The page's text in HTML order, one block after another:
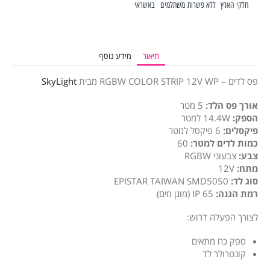
חלקי הארץ ללא פשרות משתלמים באשראי
תיאור מידע נוסף
פס לדים – RGBW COLOR STRIP 12V WP מבית
SkyLight
אורך פס הלד:
הספק:
פיקסלים:
כמות לדים למטר:
צבע: צבעוני RGBW
מתח:
סוג לד:
רמת הגנה:
לצורך הפעלה דרוש:
ספק כח מתאים
קונטרולר לד